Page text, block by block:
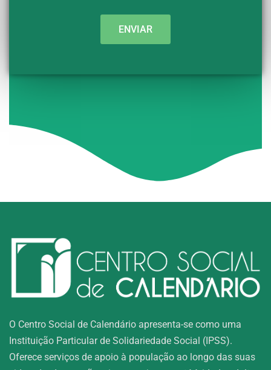
O Centro Social de Calendário apresenta-se como uma
Instituição Particular de Solidariedade Social (IPSS).
Oferece serviços de apoio à população ao longo das suas